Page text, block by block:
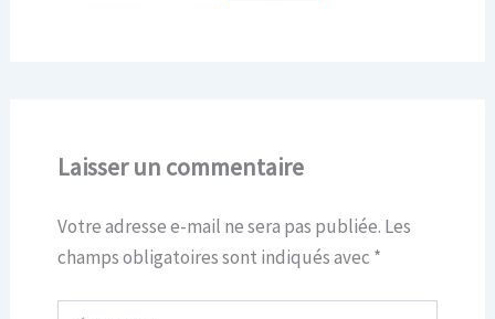
Laisser un commentaire
Votre adresse e-mail ne sera pas publiée. Les
champs obligatoires sont indiqués avec *